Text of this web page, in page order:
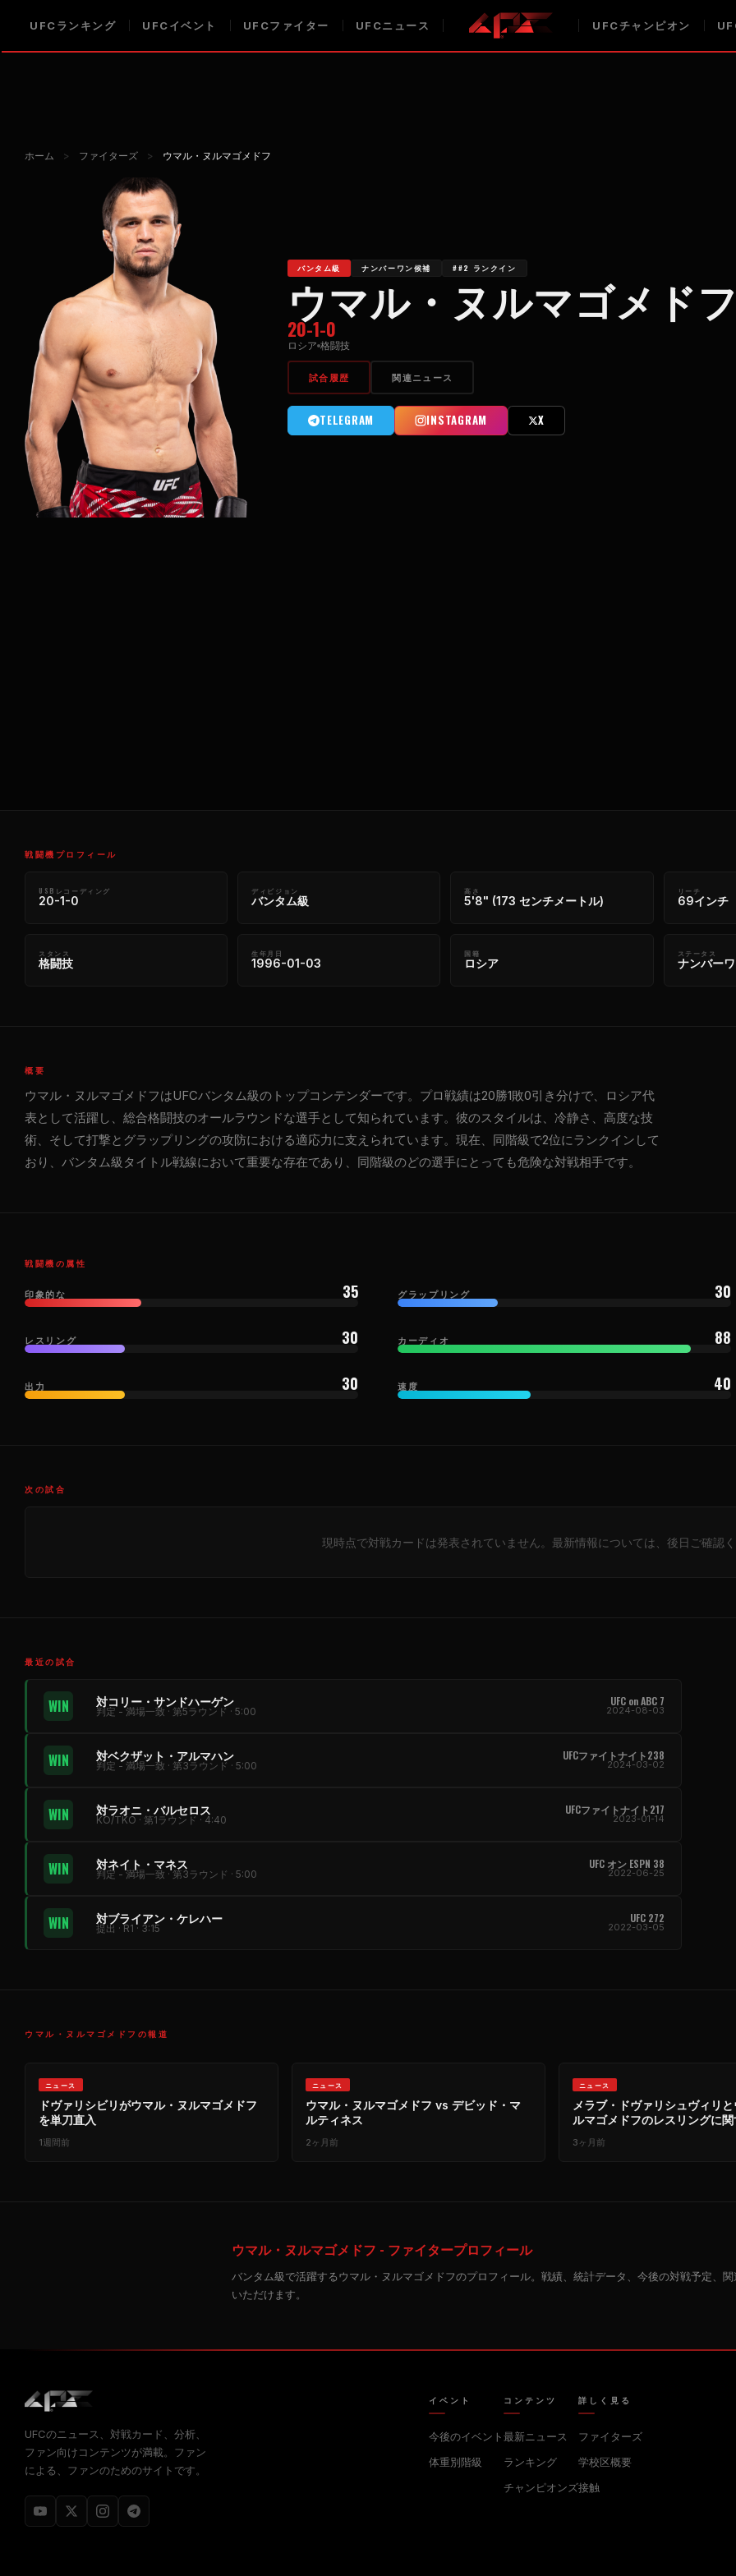
UFCランキング UFCイベント UFCファイター UFCニュース UFCチャンピオン
ホーム > ファイターズ > ウマル・ヌルマゴメドフ
バンタム級 ナンバーワン候補 ##2 ランクイン
ウマル・ヌルマゴメド
20-1-0
ロシア 格闘技
試合履歴 関連ニュース
TELEGRAM INSTAGRAM X
戦闘機プロフィール
USBレコーディング
20-1-0
ディビジョン
バンタム級
高さ
5'8" (173 センチメートル)
リーチ
69インチ
スタンス
格闘技
生年月日
1996-01-03
国籍
ロシア
ステータス
ナンバー
概要
ウマル・ヌルマゴメドフはUFCバンタム級のトップコンテンダーです。プロ戦績は20勝1敗0引き分けで、ロシア代
表として活躍し、総合格闘技のオールラウンドな選手として知られています。彼のスタイルは、冷静さ、高度な技
術、そして打撃とグラップリングの攻防における適応力に支えられています。現在、同階級で2位にランクインして
おり、バンタム級タイトル戦線において重要な存在であり、同階級のどの選手にとっても危険な対戦相手です。
戦闘機の属性
印象的な 35 グラップリング 30
レスリング 30 カーディオ 88
出力 30 速度 40
次の試合
現時点で対戦カードは発表されていません。最新情報については、後日ご確認
最近の試合
WIN 対コリー・サンドハーゲン
判定 - 満場一致 · 第5ラウンド · 5:00
UFC on ABC 7
2024-08-03
WIN 対ベクザット・アルマハン
判定 - 満場一致 · 第3ラウンド · 5:00
UFCファイトナイト238
2024-03-02
WIN 対ラオニ・バルセロス
KO/TKO · 第1ラウンド · 4:40
UFCファイトナイト217
2023-01-14
WIN 対ネイト・マネス
判定 - 満場一致 · 第3ラウンド · 5:00
UFC オン ESPN 38
2022-06-25
WIN 対ブライアン・ケレハー
提出 · R1 · 3:15
UFC 272
2022-03-05
ウマル・ヌルマゴメドフの報道
ニュース
ドヴァリシビリがウマル・ヌルマゴメドフ
を単刀直入
1週間前
ニュース
ウマル・ヌルマゴメドフ vs デビッド・マ
ルティネス
2ヶ月前
ニュース
メラブ・ドヴァリシュヴィリ
ルマゴメドフのレスリングに
3ヶ月前
ウマル・ヌルマゴメドフ - ファイタープロフィール
バンタム級で活躍するウマル・ヌルマゴメドフのプロフィール。戦績、統計データ、今後の対戦予定、
いただけます。
UFCのニュース、対戦カード、分析、
ファン向けコンテンツが満載。ファン
による、ファンのためのサイトです。
イベント
今後のイベント
体重別階級
コンテンツ
最新ニュース
ランキング
チャンピオンズ
詳しく見る
ファイターズ
学校区概要
接触